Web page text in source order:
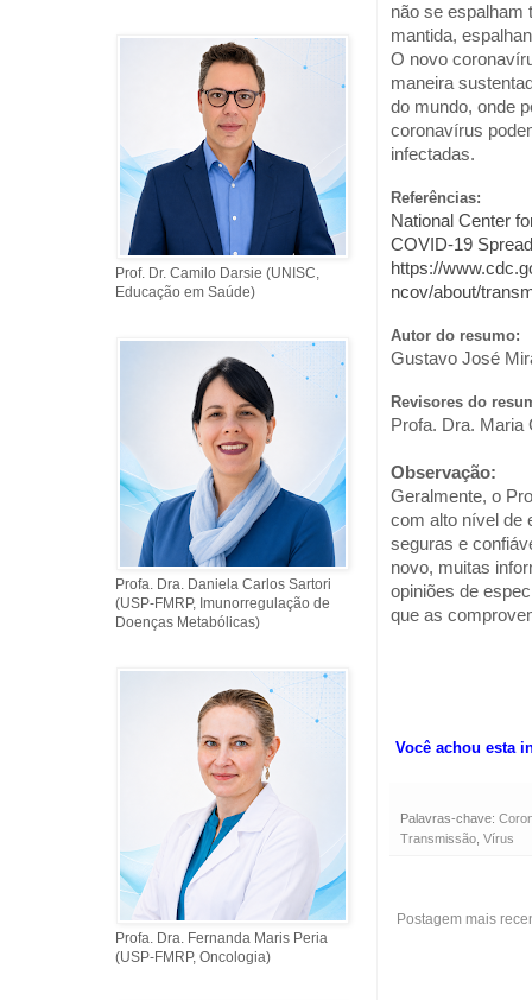
não se espalham
mantida,
O novo
maneira
do mundo, onde
coronavírus
infectadas.
Referências:
National Center
COVID-19
https://
ncov/about/
Autor do resumo:
Gustavo José
Revisores do
Profa. Dra. Maria
Observação:
Geralmente, o
com alto nível de
seguras e
novo, muitas
opiniões de
que as
Você achou esta
Palavras-chave:
Transmissão ,Vírus
Postagem mais
Prof. Dr. Camilo Darsie (UNISC,
Educação em Saúde)
Profa. Dra. Daniela Carlos Sartori
(USP-FMRP, Imunorregulação de
Doenças Metabólicas)
Profa. Dra. Fernanda Maris Peria
(USP-FMRP, Oncologia)